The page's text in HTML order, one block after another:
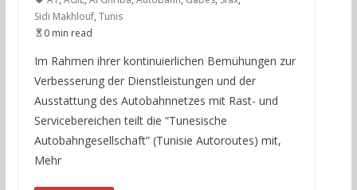
Sidi Makhlouf, Tunis
0 min read
Im Rahmen ihrer kontinuierlichen Bemühungen zur
Verbesserung der Dienstleistungen und der
Ausstattung des Autobahnnetzes mit Rast- und
Servicebereichen teilt die “Tunesische
Autobahngesellschaft” (Tunisie Autoroutes) mit,
Mehr